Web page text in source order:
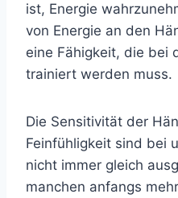
ist, Energie
von Energie an den
eine Fähigkeit, die bei
trainiert werden muss.
Die Sensitivität der
Feinfühligkeit sind bei
nicht immer gleich
manchen anfangs